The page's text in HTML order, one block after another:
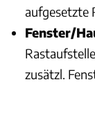
aufgesetzte
Fenster/
zusätzl.